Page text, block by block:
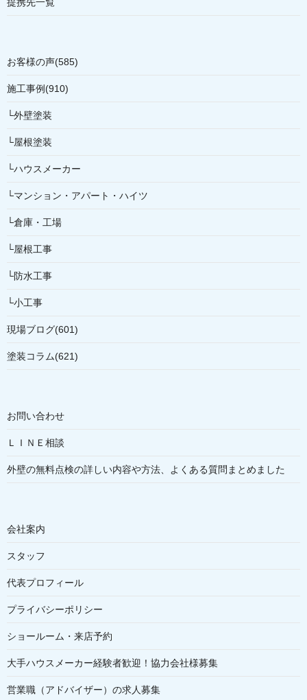
お客様の声(585)
施工事例(910)
└外壁塗装
└屋根塗装
└ハウスメーカー
└マンション・アパート・ハイツ
└倉庫・工場
└屋根工事
└防水工事
└小工事
現場ブログ(601)
塗装コラム(621)
お問い合わせ
ＬＩＮＥ相談
外壁の無料点検の詳しい内容や方法、よくある質問まとめました
会社案内
スタッフ
代表プロフィール
プライバシーポリシー
ショールーム・来店予約
大手ハウスメーカー経験者歓迎！協力会社様募集
営業職（アドバイザー）の求人募集